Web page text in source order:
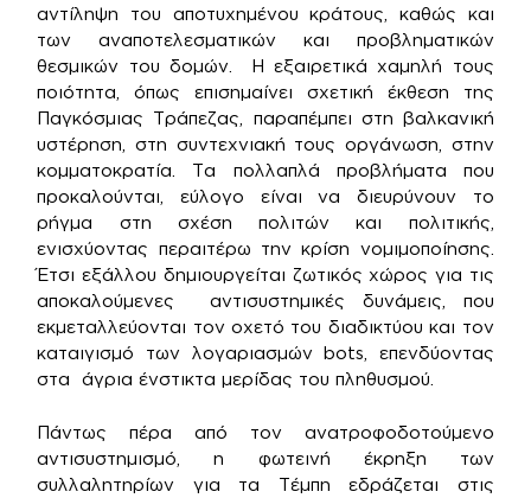
αντίληψη του αποτυχημένου κράτους, καθώς και
των αναποτελεσματικών και προβληματικών
θεσμικών του δομών. Η εξαιρετικά χαμηλή τους
ποιότητα, όπως επισημαίνει σχετική έκθεση της
Παγκόσμιας Τράπεζας, παραπέμπει στη βαλκανική
υστέρηση, στη συντεχνιακή τους οργάνωση, στην
κομματοκρατία. Τα πολλαπλά προβλήματα που
προκαλούνται, εύλογο είναι να διευρύνουν το
ρήγμα στη σχέση πολιτών και πολιτικής,
ενισχύοντας περαιτέρω την κρίση νομιμοποίησης.
Έτσι εξάλλου δημιουργείται ζωτικός χώρος για τις
αποκαλούμενες αντισυστημικές δυνάμεις, που
εκμεταλλεύονται τον οχετό του διαδικτύου και τον
καταιγισμό των λογαριασμών bots, επενδύοντας
στα άγρια ένστικτα μερίδας του πληθυσμού.
Πάντως πέρα από τον ανατροφοδοτούμενο
αντισυστημισμό, η φωτεινή έκρηξη των
συλλαλητηρίων για τα Τέμπη εδράζεται στις